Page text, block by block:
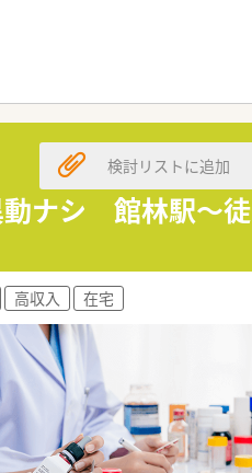
成長が自慢です。
調剤薬局を利用していただ
動ナシ 館林駅～徒
検討リストに追加
高収入 在宅